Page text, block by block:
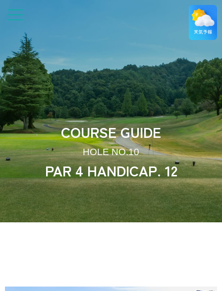
COURSE GUIDE
HOLE NO.10
PAR 4 HANDICAP. 12